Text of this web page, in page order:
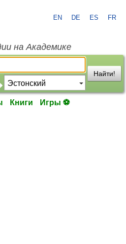
EN DE ES FR
на Академике
Найти!
Книги Игры ⚽